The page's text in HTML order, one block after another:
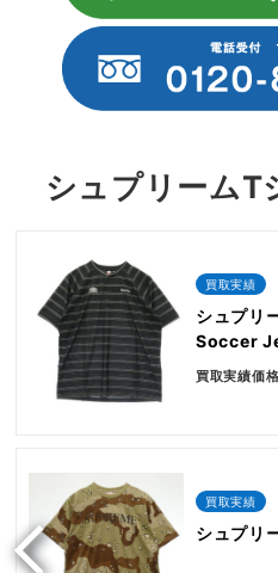
シュプリームT
買取実績
シュプリ
Soccer
買取実績価格
買取実績
シュプリ